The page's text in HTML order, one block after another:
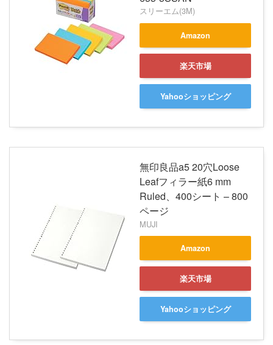
スリーエム(3M)
Amazon
楽天市場
Yahooショッピング
無印良品a5 20穴Loose
Leafフィラー紙6 mm
Ruled、400シート – 800
ページ
MUJI
Amazon
楽天市場
Yahooショッピング